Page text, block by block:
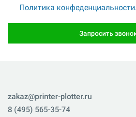
Политика конфеденциальности.
Запросить
zakaz@printer-plotter.ru
8 (495) 565-35-74